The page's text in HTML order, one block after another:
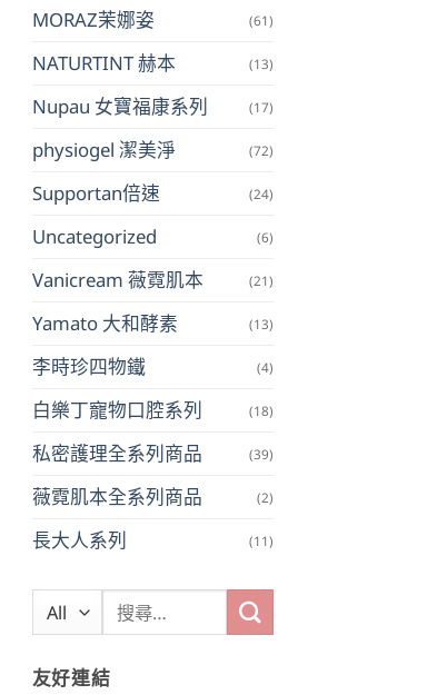
MORAZ茉娜姿 (61)
NATURTINT 赫本 (13)
Nupau 女寶福康系列 (17)
physiogel 潔美淨 (72)
Supportan倍速 (24)
Uncategorized (6)
Vanicream 薇霓肌本 (21)
Yamato 大和酵素 (13)
李時珍四物鐵 (4)
白樂丁寵物口腔系列 (18)
私密護理全系列商品 (39)
薇霓肌本全系列商品 (2)
長大人系列 (11)
尋
鍵
友好連結